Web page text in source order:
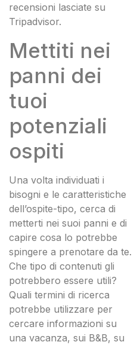
recensioni lasciate su
Tripadvisor.
Mettiti nei
panni dei
tuoi
potenziali
ospiti
Una volta individuati i
bisogni e le caratteristiche
dell’ospite-tipo, cerca di
metterti nei suoi panni e di
capire cosa lo potrebbe
spingere a prenotare da te.
Che tipo di contenuti gli
potrebbero essere utili?
Quali termini di ricerca
potrebbe utilizzare per
cercare informazioni su
una vacanza, sui B&B, su